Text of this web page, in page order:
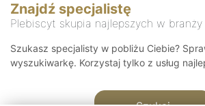
Znajdź specjalistę
Plebiscyt skupia najlepszych w branży
Szukasz specjalisty w pobliżu Ciebie?
wyszukiwarkę. Korzystaj tylko z usług